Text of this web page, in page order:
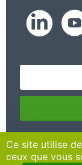
Ce site utilise
ceux que vous